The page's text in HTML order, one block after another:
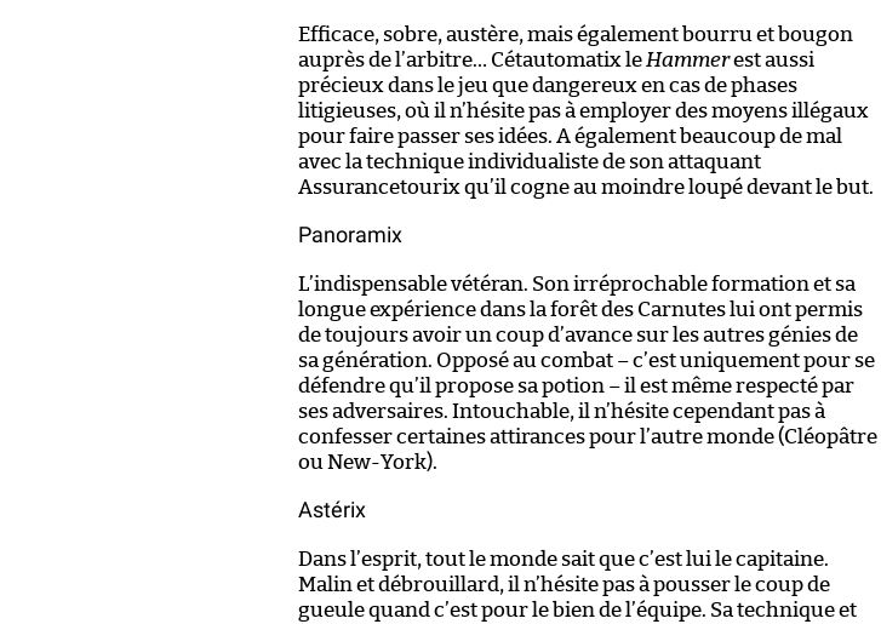
Efficace, sobre, austère, mais également bourru et bougon
auprès de l’arbitre… Cétautomatix le Hammerest aussi
précieux dans le jeu que dangereux en cas de phases
litigieuses, où il n’hésite pas à employer des moyens illégaux
pour faire passer ses idées. A également beaucoup de mal
avec la technique individualiste de son attaquant
Assurancetourix qu’il cogne au moindre loupé devant le but.
Panoramix
L’indispensable vétéran. Son irréprochable formation et sa
longue expérience dans la forêt des Carnutes lui ont permis
de toujours avoir un coup d’avance sur les autres génies de
sa génération. Opposé au combat – c’est uniquement pour se
défendre qu’il propose sa potion – il est même respecté par
ses adversaires. Intouchable, il n’hésite cependant pas à
confesser certaines attirances pour l’autre monde (Cléopâtre
ou New-York).
Astérix
Dans l’esprit, tout le monde sait que c’est lui le capitaine.
Malin et débrouillard, il n’hésite pas à pousser le coup de
gueule quand c’est pour le bien de l’équipe. Sa technique et